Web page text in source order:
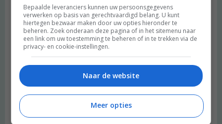
vriendin over, dat ik me soms schuldig voel dat ik niet iedereen
kan helpen. Toen zei zij ook dat dat helemaal niet kan en dat je
gewoon moet doen wat je kunt. Als je gewoon aardig bent voor
de mensen om je heen, help je al een heleboel, zei ze.
Bedankt voor dit artikel =)
Beantwoorden
2015 OM
Bepaalde leveranciers kunnen uw persoonsgegevens
verwerken op basis van gerechtvaardigd belang. U kunt
hiertegen bezwaar maken door uw opties hieronder te
beheren. Zoek onderaan deze pagina of in het sitemenu naar
een link om uw toestemming te beheren of in te trekken via de
privacy- en cookie-instellingen.
Naar de website
Meer opties